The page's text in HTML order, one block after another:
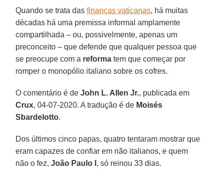
Quando se trata dasfinanças vaticanas, há muitas
décadas há uma premissa informal amplamente
compartilhada – ou, possivelmente, apenas um
preconceito – que defende que qualquer pessoa que
se preocupe com a reforma tem que começar por
romper o monopólio italiano sobre os cofres.
O comentário é deJohn L. Allen Jr., publicada em
Crux, 04-07-2020. A tradução é de Moisés
Sbardelotto.
Dos últimos cinco papas, quatro tentaram mostrar que
eram capazes de confiar em não italianos, e quem
não o fez,João Paulo I , só reinou 33 dias.